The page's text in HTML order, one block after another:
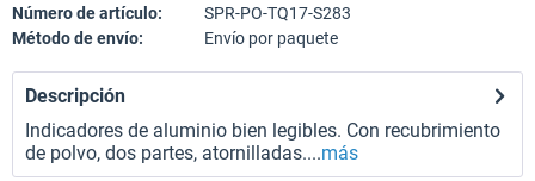
Número de artículo:
SPR-PO-TQ17-S283
Método de envío:
Envío por paquete
Descripción
Indicadores de aluminio bien legibles. Con recubrimiento
de polvo, dos partes, atornilladas....más